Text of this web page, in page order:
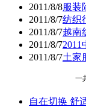
2011/8/8服装
2011/8/7纺织
2011/8/7越南
2011/8/7
2011/8/7土家
一
自在切换 舒